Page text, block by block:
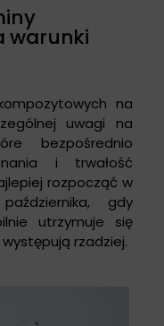
warunki
na
uwagi na
bezpośrednio
i trwałość
rozpocząć w
gdy
utrzymuje się
rzadziej.